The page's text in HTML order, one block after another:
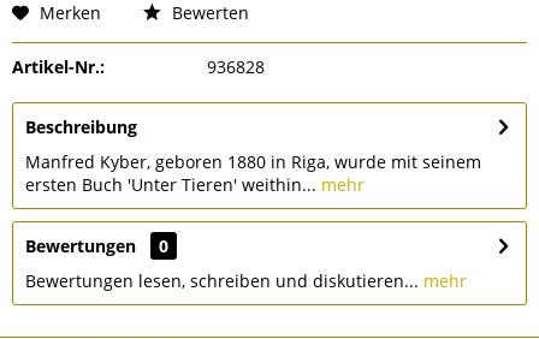
Merken Bewerten
Artikel-Nr.: 936828
Beschreibung
Manfred Kyber, geboren 1880 in Riga, wurde mit seinem
ersten Buch 'Unter Tieren' weithin... mehr
Bewertungen
0
Bewertungen lesen, schreiben und diskutieren... mehr